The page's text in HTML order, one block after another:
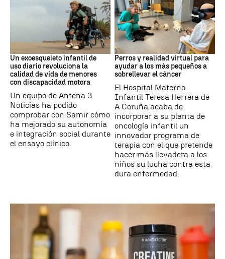
DISCAPACIDAD
Un exoesqueleto infantil de
uso diario revoluciona la
calidad de vida de menores
con discapacidad motora
Un equipo de Antena 3
Noticias ha podido
comprobar con Samir cómo
ha mejorado su autonomía
e integración social durante
el ensayo clínico.
Galicia
Perros y realidad virtual para
ayudar a los más pequeños a
sobrellevar el cáncer
El Hospital Materno
Infantil Teresa Herrera de
A Coruña acaba de
incorporar a su planta de
oncología infantil un
innovador programa de
terapia con el que pretende
hacer más llevadera a los
niños su lucha contra esta
dura enfermedad.